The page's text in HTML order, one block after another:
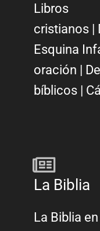
Libros
cristianos |
Esquina
oración |
bíblicos |
La Biblia
La Biblia